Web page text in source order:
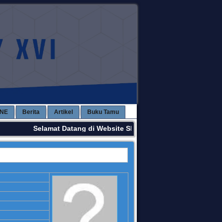
Berita Artikel Buku Tamu
Selamat Datang di Website SMPN 3 KAWAY XVI. Terima